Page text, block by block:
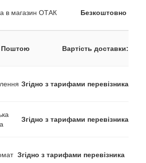
в магазин ОТАК Безкоштовно
Вартість доставки:
Згідно з тарифами перевізника
Згідно з тарифами перевізника
Згідно з тарифами перевізника